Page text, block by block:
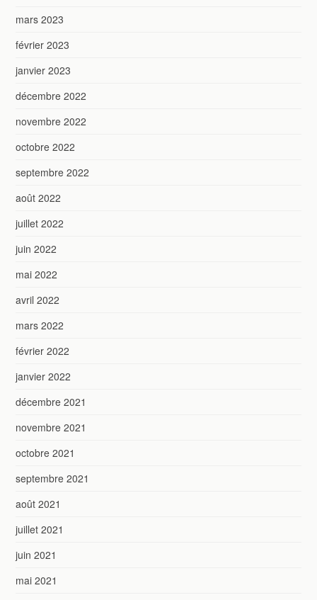
mars 2023
février 2023
janvier 2023
décembre 2022
novembre 2022
octobre 2022
septembre 2022
août 2022
juillet 2022
juin 2022
mai 2022
avril 2022
mars 2022
février 2022
janvier 2022
décembre 2021
novembre 2021
octobre 2021
septembre 2021
août 2021
juillet 2021
juin 2021
mai 2021